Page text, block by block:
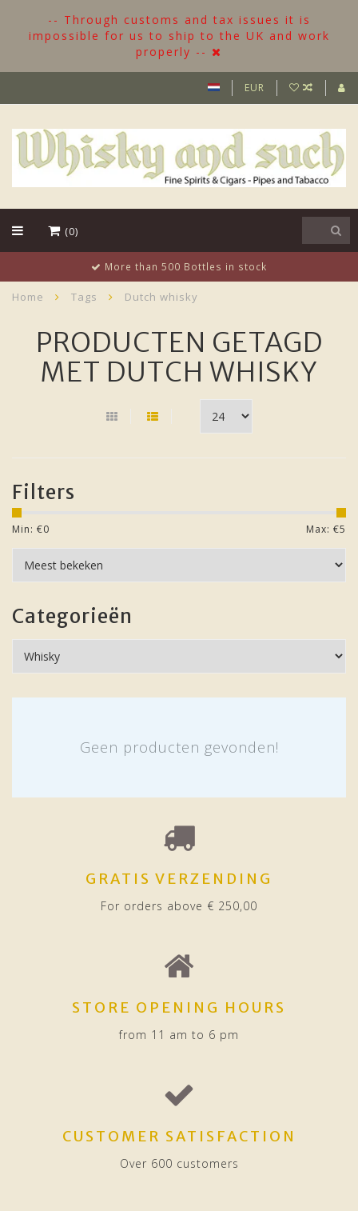
-- Through customs and tax issues it is
impossible for us to ship to the UK and work
properly --
EUR
(0)
More than 500 Bottles in stock
Home Tags Dutch whisky
PRODUCTEN GETAGD
MET DUTCH WHISKY
Filters
Min: €0 Max: €5
Categorieën
Geen producten gevonden!
GRATIS VERZENDING
For orders above € 250,00
STORE OPENING HOURS
from 11 am to 6 pm
CUSTOMER SATISFACTION
Over 600 customers